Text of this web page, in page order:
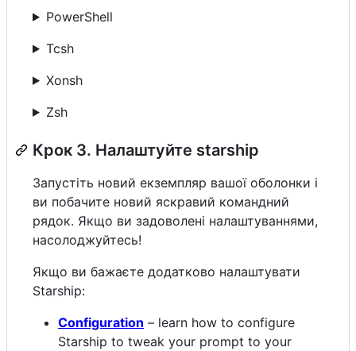
PowerShell
Tcsh
Xonsh
Zsh
Крок 3. Налаштуйте starship
Запустіть новий екземпляр вашої оболонки і
ви побачите новий яскравий командний
рядок. Якщо ви задоволені налаштуваннями,
насолоджуйтесь!
Якщо ви бажаєте додатково налаштувати
Starship:
Configuration – learn how to configure
Starship to tweak your prompt to your